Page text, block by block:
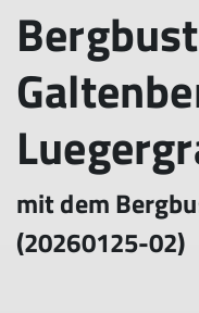
mit dem
(20260125-02)